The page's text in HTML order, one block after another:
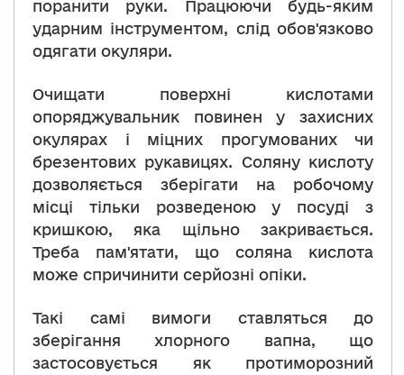
поранити руки. Працюючи будь-яким
ударним інструментом, слід обов'язково
одягати окуляри.
Очищати поверхні кислотами
опоряджувальник повинен у захисних
окулярах і міцних прогумованих чи
брезентових рукавицях. Соляну кислоту
дозволяється зберігати на робочому
місці тільки розведеною у посуді з
кришкою, яка щільно закривається.
Треба пам'ятати, що соляна кислота
може спричинити серйозні опіки.
Такі самі вимоги ставляться до
зберігання хлорного вапна, що
застосовується як протиморозний